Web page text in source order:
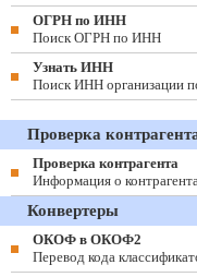
ОГРН по ИНН
Поиск ОГРН по ИНН
Узнать ИНН
Поиск ИНН организации
Проверка
Проверка контрагента
Информация о
Конвертеры
ОКОФ в ОКОФ2
Перевод кода